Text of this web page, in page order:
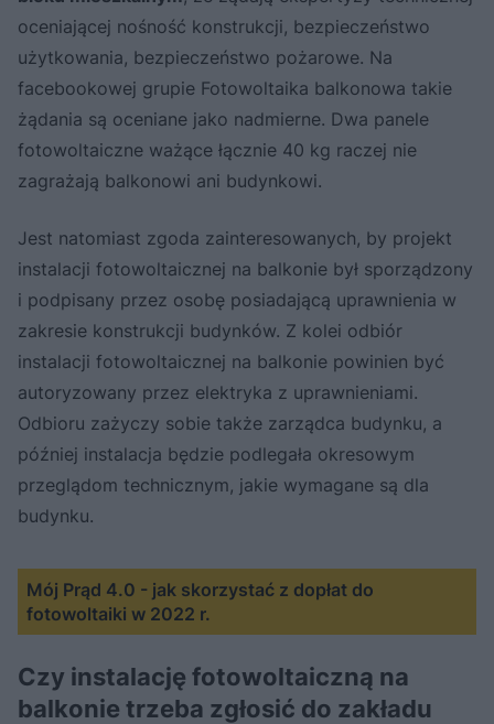
oceniającej nośność konstrukcji, bezpieczeństwo
użytkowania, bezpieczeństwo pożarowe. Na
facebookowej grupie Fotowoltaika balkonowa takie
żądania są oceniane jako nadmierne. Dwa panele
fotowoltaiczne ważące łącznie 40 kg raczej nie
zagrażają balkonowi ani budynkowi.
Jest natomiast zgoda zainteresowanych, by projekt
instalacji fotowoltaicznej na balkonie był sporządzony
i podpisany przez osobę posiadającą uprawnienia w
zakresie konstrukcji budynków. Z kolei odbiór
instalacji fotowoltaicznej na balkonie powinien być
autoryzowany przez elektryka z uprawnieniami.
Odbioru zażyczy sobie także zarządca budynku, a
później instalacja będzie podlegała okresowym
przeglądom technicznym, jakie wymagane są dla
budynku.
Mój Prąd 4.0 - jak skorzystać z dopłat do
fotowoltaiki w 2022 r.
Czy instalację fotowoltaiczną na
balkonie trzeba zgłosić do zakładu